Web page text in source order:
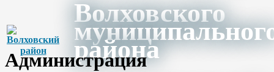
Волховского
района
Администрация